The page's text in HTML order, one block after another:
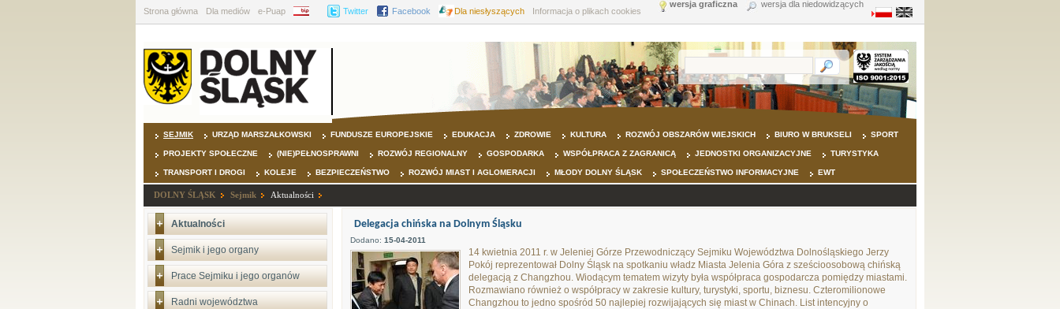
Strona główna Dla mediów e-Puap BIP Twitter Facebook Dla niesłyszących Informacja o plikach cookies
wersja graficzna wersja dla niedowidzących
SEJMIK URZĄD MARSZAŁKOWSKI FUNDUSZE EUROPEJSKIE EDUKACJA ZDROWIE KULTURA ROZWÓJ OBSZARÓW WIEJSKICH BIURO W BRUKSELI SPORT
PROJEKTY SPOŁECZNE (NIE)PEŁNOSPRAWNI ROZWÓJ REGIONALNY GOSPODARKA WSPÓŁPRACA Z ZAGRANICĄ JEDNOSTKI ORGANIZACYJNE TURYSTYKA
TRANSPORT I DROGI KOLEJE BEZPIECZEŃSTWO ROZWÓJ MIAST I AGLOMERACJI MŁODY DOLNY ŚLĄSK SPOŁECZEŃSTWO INFORMACYJNE EWT
DOLNY ŚLĄSK Sejmik Aktualności
Aktualności
Sejmik i jego organy
Prace Sejmiku i jego organów
Radni województwa
Delegacja chińska na Dolnym Śląsku
Dodano: 15-04-2011
14 kwietnia 2011 r. w Jeleniej Górze Przewodniczący Sejmiku Województwa Dolnośląskiego Jerzy
Pokój reprezentował Dolny Śląsk na spotkaniu władz Miasta Jelenia Góra z sześcioosobową chińską
delegacją z Changzhou. Wiodącym tematem wizyty była współpraca gospodarcza pomiędzy miastami.
Rozmawiano również o współpracy w zakresie kultury, turystyki, sportu, biznesu. Czteromilionowe
Changzhou to jedno spośród 50 najlepiej rozwijających się miast w Chinach. List intencyjny o